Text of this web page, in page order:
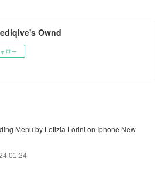
Ownd
ロー
Menu by Letizia Lorini on Iphone New
01:24